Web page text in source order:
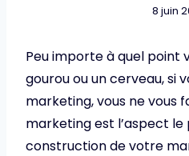
8 juin
Peu importe à quel point
gourou ou un cerveau, si
marketing, vous ne vous
marketing est l’aspect le
construction de votre